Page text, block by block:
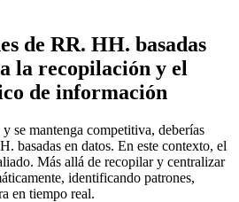
de RR. HH. basadas
la recopilación y el
de información
se mantenga competitiva, deberías
basadas en datos. En este contexto, el
Más allá de recopilar y centralizar
identificando patrones,
en tiempo real.